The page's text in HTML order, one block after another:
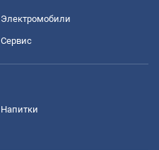
Электромобили
Сервис
Напитки